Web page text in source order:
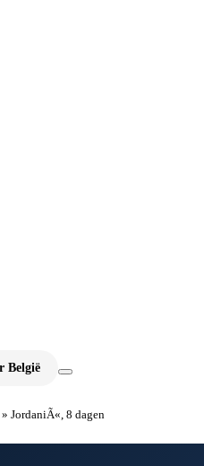
België
» JordaniÃ«, 8 dagen